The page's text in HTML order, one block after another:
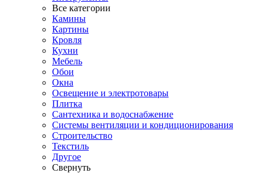
Все категории
Камины
Картины
Кровля
Кухни
Мебель
Обои
Окна
Освещение и электротовары
Плитка
Сантехника и водоснабжение
Системы вентиляции и кондиционирования
Строительство
Текстиль
Другое
Свернуть